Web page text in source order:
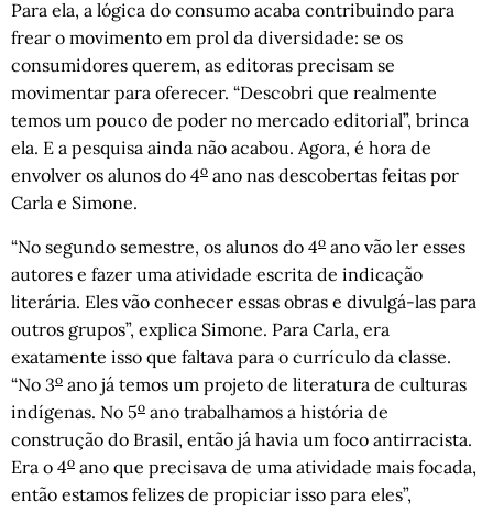
Para ela, a lógica do consumo acaba contribuindo para
frear o movimento em prol da diversidade: se os
consumidores querem, as editoras precisam se
movimentar para oferecer. “Descobri que realmente
temos um pouco de poder no mercado editorial”, brinca
ela. E a pesquisa ainda não acabou. Agora, é hora de
envolver os alunos do 4o ano nas descobertas feitas por
Carla e Simone.
“No segundo semestre, os alunos do 4o ano vão ler esses
autores e fazer uma atividade escrita de indicação
literária. Eles vão conhecer essas obras e divulgá-las para
outros grupos”, explica Simone. Para Carla, era
exatamente isso que faltava para o currículo da classe.
“No 3o ano já temos um projeto de literatura de culturas
indígenas. No 5o ano trabalhamos a história de
construção do Brasil, então já havia um foco antirracista.
Era o 4o ano que precisava de uma atividade mais focada,
então estamos felizes de propiciar isso para eles”,